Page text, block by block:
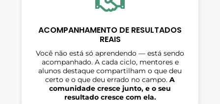
ACOMPANHAMENTO DE RESULTADOS
REAIS
Você não está só aprendendo — está sendo
acompanhado. A cada ciclo, mentores e
alunos destaque compartilham o que deu
certo e o que deu errado no campo. A
comunidade cresce junto, e o seu
resultado cresce com ela.